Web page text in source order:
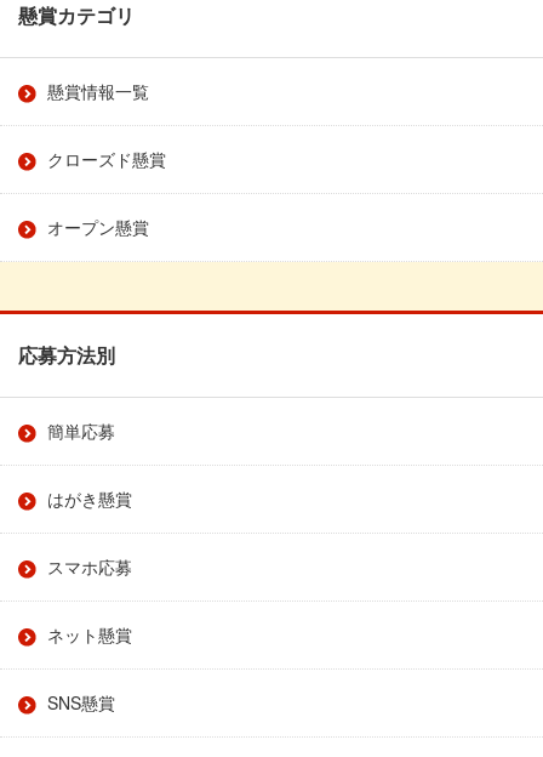
懸賞カテゴリ
懸賞情報一覧
クローズド懸賞
オープン懸賞
応募方法別
簡単応募
はがき懸賞
スマホ応募
ネット懸賞
SNS懸賞